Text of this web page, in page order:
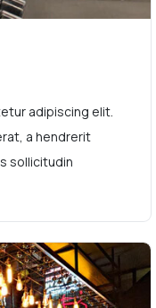
adipiscing elit.
a hendrerit
sollicitudin